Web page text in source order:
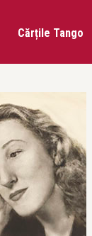
Cărțile Tango